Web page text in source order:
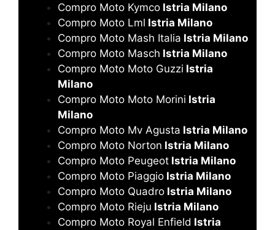
Compro Moto Kymco Istria Milano
Compro Moto Lml Istria Milano
Compro Moto Mash Italia Istria Milano
Compro Moto Masch Istria Milano
Compro Moto Moto Guzzi Istria
Milano
Compro Moto Moto Morini Istria
Milano
Compro Moto Mv Agusta Istria Milano
Compro Moto Norton Istria Milano
Compro Moto Peugeot Istria Milano
Compro Moto Piaggio Istria Milano
Compro Moto Quadro Istria Milano
Compro Moto Rieju Istria Milano
Compro Moto Royal Enfield Istria